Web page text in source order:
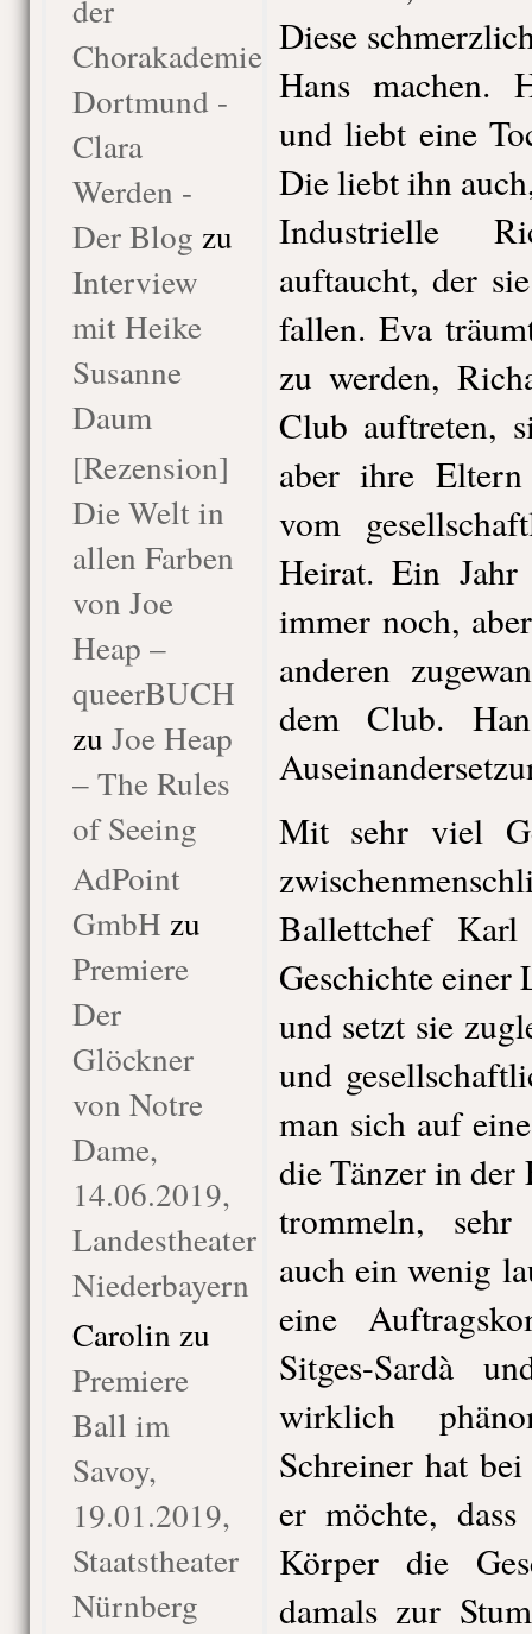
der
Chorakademie
Dortmund -
Clara
Werden -
Der Blog zu
Interview
mit Heike
Susanne
Daum
[Rezension]
Die Welt in
allen Farben
von Joe
Heap –
queerBUCH
zu Joe Heap
– The Rules
of Seeing
AdPoint
GmbH zu
Premiere
Der
Glöckner
von Notre
Dame,
14.06.2019,
Landestheater
Niederbayern
Carolin zu
Premiere
Ball im
Savoy,
19.01.2019,
Staatstheater
Nürnberg
Diese
Hans machen.
und liebt eine
Die liebt ihn
Industrielle
auftaucht, der
fallen. Eva
zu werden,
Club auftreten,
aber ihre
vom
Heirat. Ein
immer noch,
anderen
dem Club.
Mit sehr viel
Ballettchef
Geschichte
und setzt sie
und
man sich auf
die Tänzer in der
trommeln, sehr
auch ein wenig
eine
Sitges-Sardà
wirklich
Schreiner hat
er möchte,
Körper die
damals zur